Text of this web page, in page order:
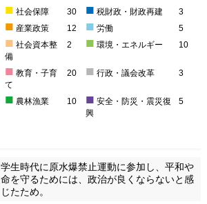
■ 社会保障 30 ■ 税財政・財政再建 3
■ 産業政策 12 ■ 労働 5
■ 社会資本整
備
2 ■ 環境・エネルギー 10
■ 教育・子育
て
20 ■ 行政・議会改革 3
■ 農林漁業 10 ■ 安全・防災・震災復
興
5
学生時代に原水爆禁止運動に参加し、平和や
命を守るためには、政治が良くならないと感
じたため。